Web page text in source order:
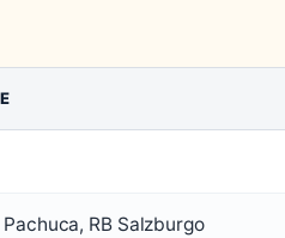
RB Salzburgo